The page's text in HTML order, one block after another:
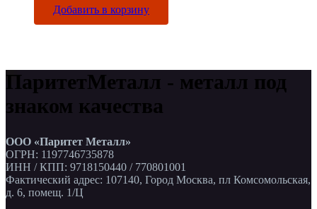
Добавить в корзину
ПаритетМеталл - металл под
знаком качества
ООО «Паритет Металл»
ОГРН: 1197746735878
ИНН / КПП: 9718150440 / 770801001
Фактический адрес: 107140, Город Москва, пл Комсомольская,
д. 6, помещ. 1/Ц